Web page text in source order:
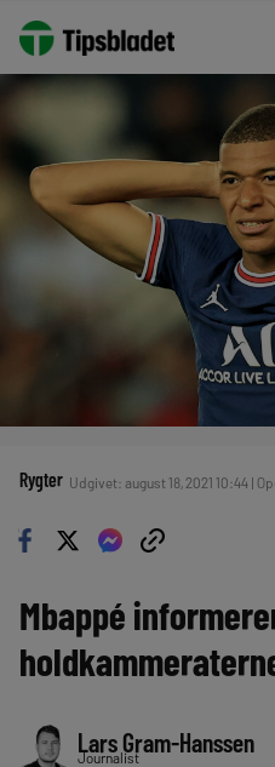
Rygter Udgivet: august 18, 2021 10:44 |
Mbappé
Lars Gram-Hanssen
Journalist